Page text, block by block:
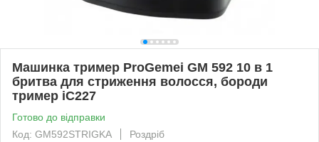
Машинка тример ProGemei GM 592 10 в 1
бритва для стриження волосся, бороди
тример iC227
Готово до відправки
Код: GM592STRIGKA
Роздріб